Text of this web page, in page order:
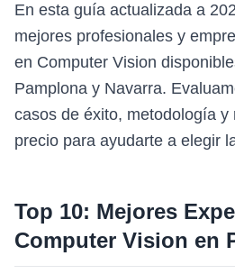
En esta guía actualizada a
mejores profesionales y
en Computer Vision
Pamplona y Navarra.
casos de éxito, metodología y
precio para ayudarte a elegir
Top 10: Mejores
Computer Vision en